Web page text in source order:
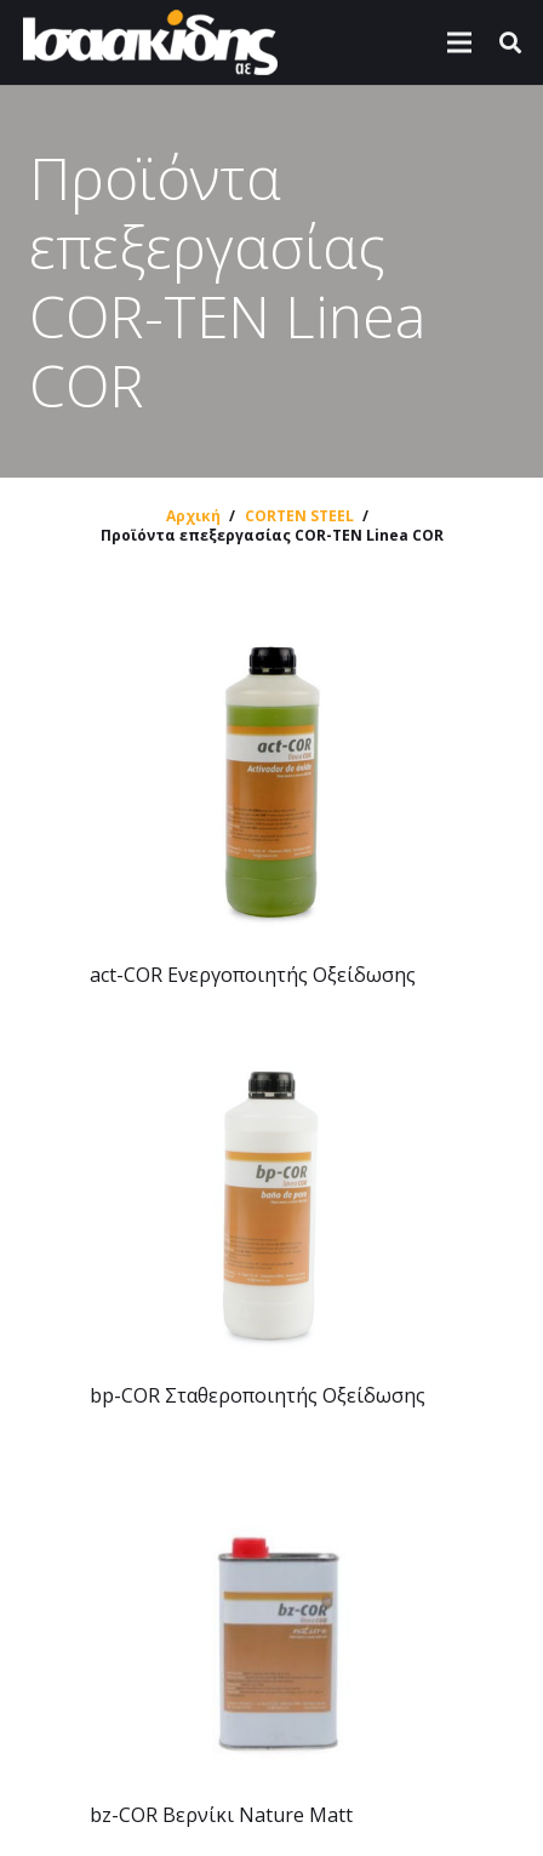
Προϊόντα
επεξεργασίας
COR-TEN Linea
COR
Αρχική / CORTEN STEEL /
Προϊόντα επεξεργασίας COR-TEN Linea COR
act-COR Ενεργοποιητής Οξείδωσης
bp-COR Σταθεροποιητής Οξείδωσης
bz-COR Βερνίκι Nature Matt